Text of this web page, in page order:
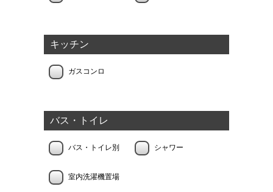
キッチン
ガスコンロ
バス・トイレ
バス・トイレ別 シャワー
室内洗濯機置場